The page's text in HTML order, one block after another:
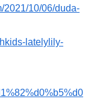
2021/10/06/duda-
latelylily-